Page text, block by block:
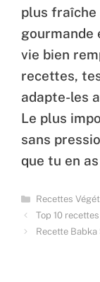
plus
gourmande
vie bien
recettes,
adapte-les
Le plus
sans
que tu en
Categories
Recettes
Top 10
Recette Babka